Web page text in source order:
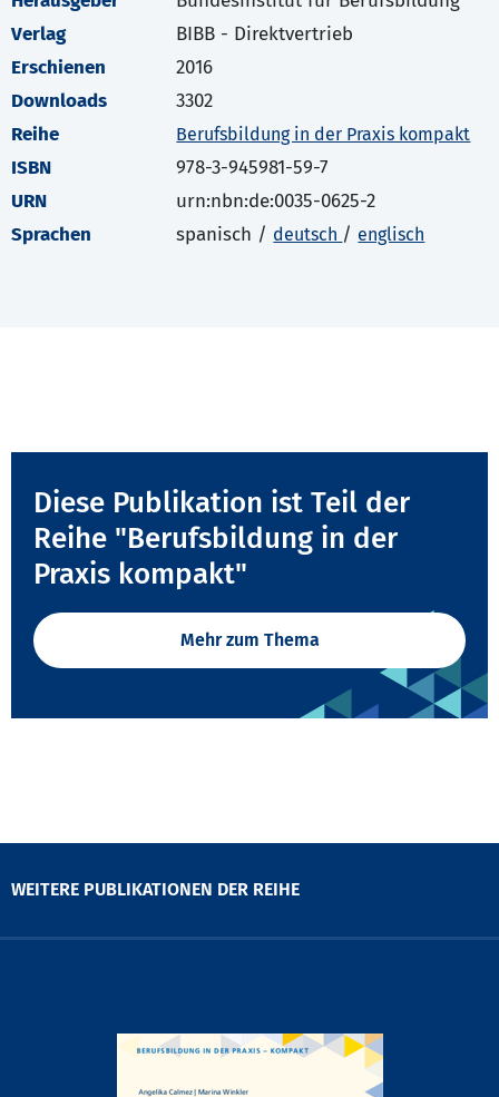
Verlag
BIBB - Direktvertrieb
Erschienen
2016
Downloads
3302
Reihe
Berufsbildung in der Praxis kompakt
ISBN
978-3-945981-59-7
URN
urn:nbn:de:0035-0625-2
Sprachen
spanisch / deutsch / englisch
Diese Publikation ist Teil der
Reihe "Berufsbildung in der
Praxis kompakt"
Mehr zum Thema
WEITERE PUBLIKATIONEN DER REIHE